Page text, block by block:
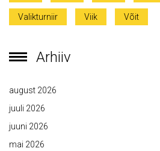
Valikturniir Viik Võit
Arhiiv
august 2026
juuli 2026
juuni 2026
mai 2026